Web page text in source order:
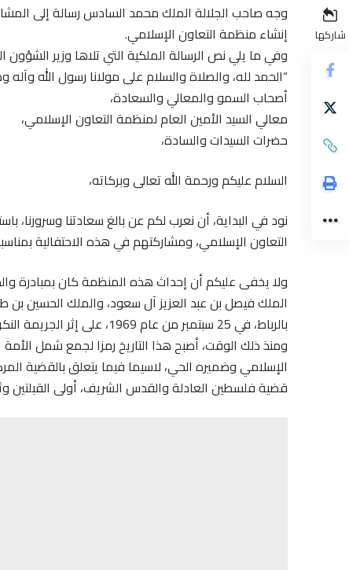
شاركها
وجه صاحب الجلالة الملك محمد السادس رسالة إلى
إنشاء منظمة التعاون الإسلامي.
وفي ما يلي نص الرسالة الملكية التي تلاها وزير الشؤون
“الحمد لله، والصلاة والسلام على مولانا رسول الله وآله
أصحاب السمو والمعالي والسعادة،
معالي السيد الأمين العام لمنظمة التعاون الإسلامي،
حضرات السيدات والسادة،
السلام عليكم ورحمة الله تعالى وبركاته،
نود في البداية، أن نعرب لكم عن بالغ سعادتنا
التعاون الإسلامي، ومشاركتهم في هذه الاحتفالية
ولا يخفى عليكم أن إحداث هذه المنظمة كان بمبادرة
الملك فيصل بن عبد العزيز آل سعود، والملك الحسين بن
بالرباط، في 25 سبتمبر من عام 1969، على إثر الجريمة النكراء لإحراق المسجد الأقصى المبارك.
ومنذ ذلك الوقت، أصبح هذا التاريخ رمزا لجمع شمل
الإسلامي وضميره الحي، لاسيما فيما يتعلق بالقضية
قضية فلسطين العادلة والقدس الشريف، أولى القبلتين